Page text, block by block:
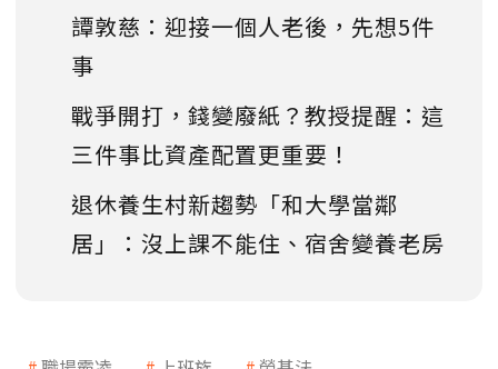
譚敦慈：迎接一個人老後，先想5件
事
戰爭開打，錢變廢紙？教授提醒：這
三件事比資產配置更重要！
退休養生村新趨勢「和大學當鄰
居」：沒上課不能住、宿舍變養老房